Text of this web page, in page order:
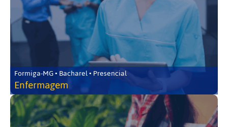
Formiga-MG • Bacharel • Presencial
Enfermagem